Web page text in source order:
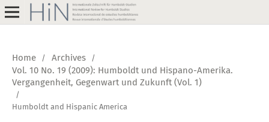
Home / Archives /
Vol. 10 No. 19 (2009): Humboldt und Hispano-Amerika.
Vergangenheit, Gegenwart und Zukunft (Vol. 1)
/
Humboldt and Hispanic America